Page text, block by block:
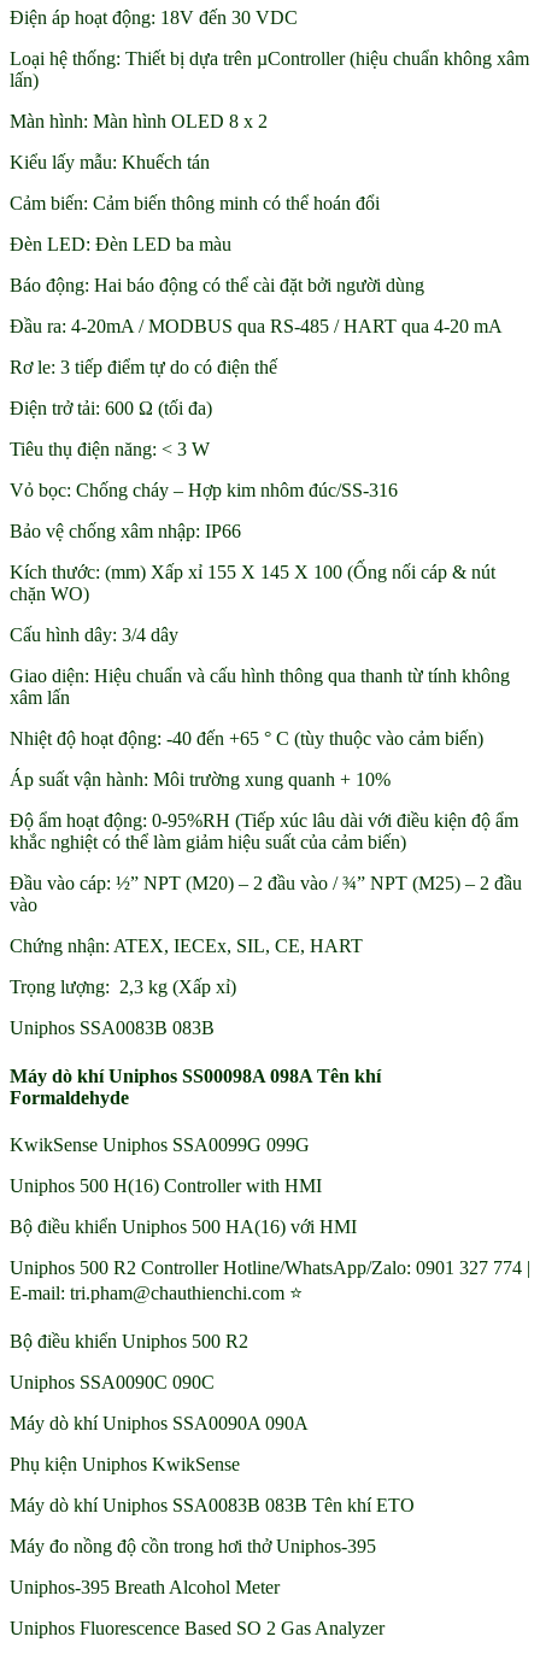
Điện áp hoạt động: 18V đến 30 VDC
Loại hệ thống: Thiết bị dựa trên µController (hiệu chuẩn không xâm
lấn)
Màn hình: Màn hình OLED 8 x 2
Kiểu lấy mẫu: Khuếch tán
Cảm biến: Cảm biến thông minh có thể hoán đổi
Đèn LED: Đèn LED ba màu
Báo động: Hai báo động có thể cài đặt bởi người dùng
Đầu ra: 4-20mA / MODBUS qua RS-485 / HART qua 4-20 mA
Rơ le: 3 tiếp điểm tự do có điện thế
Điện trở tải: 600 Ω (tối đa)
Tiêu thụ điện năng: < 3 W
Vỏ bọc: Chống cháy – Hợp kim nhôm đúc/SS-316
Bảo vệ chống xâm nhập: IP66
Kích thước: (mm) Xấp xỉ 155 X 145 X 100 (Ống nối cáp & nút
chặn WO)
Cấu hình dây: 3/4 dây
Giao diện: Hiệu chuẩn và cấu hình thông qua thanh từ tính không
xâm lấn
Nhiệt độ hoạt động: -40 đến +65 ° C (tùy thuộc vào cảm biến)
Áp suất vận hành: Môi trường xung quanh + 10%
Độ ẩm hoạt động: 0-95%RH (Tiếp xúc lâu dài với điều kiện độ ẩm
khắc nghiệt có thể làm giảm hiệu suất của cảm biến)
Đầu vào cáp: ½” NPT (M20) – 2 đầu vào / ¾” NPT (M25) – 2 đầu
vào
Chứng nhận: ATEX, IECEx, SIL, CE, HART
Trọng lượng: 2,3 kg (Xấp xỉ)
Uniphos SSA0083B 083B
Máy dò khí Uniphos SS00098A 098A Tên khí
Formaldehyde
KwikSense Uniphos SSA0099G 099G
Uniphos 500 H(16) Controller with HMI
Bộ điều khiển Uniphos 500 HA(16) với HMI
Uniphos 500 R2 Controller Hotline/WhatsApp/Zalo: 0901 327 774 |
E-mail: tri.pham@chauthienchi.com ⭐
Bộ điều khiển Uniphos 500 R2
Uniphos SSA0090C 090C
Máy dò khí Uniphos SSA0090A 090A
Phụ kiện Uniphos KwikSense
Máy dò khí Uniphos SSA0083B 083B Tên khí ETO
Máy đo nồng độ cồn trong hơi thở Uniphos-395
Uniphos-395 Breath Alcohol Meter
Uniphos Fluorescence Based SO 2 Gas Analyzer